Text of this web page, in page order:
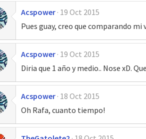
Acspower 19 Oct 2015
Pues guay, creo que comparando
Acspower 19 Oct 2015
Diria que 1 año y medio.. Nose xD.
Acspower 18 Oct 2015
Oh Rafa, cuanto tiempo!